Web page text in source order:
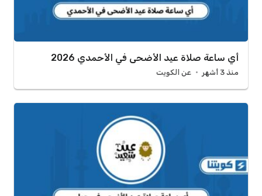
أي ساعة صلاة عيد الأضحى في الأحمدي 2026
منذ 3 أشهر عن الكويت